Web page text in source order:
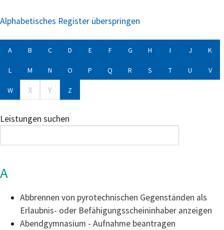
Alphabetisches Register überspringen
A B C D E F G H I J K
L M N O P Q R S T U V
W X Y Z
Leistungen suchen
A
Abbrennen von pyrotechnischen Gegenständen als
Erlaubnis- oder Befähigungsscheininhaber anzeigen
Abendgymnasium - Aufnahme beantragen